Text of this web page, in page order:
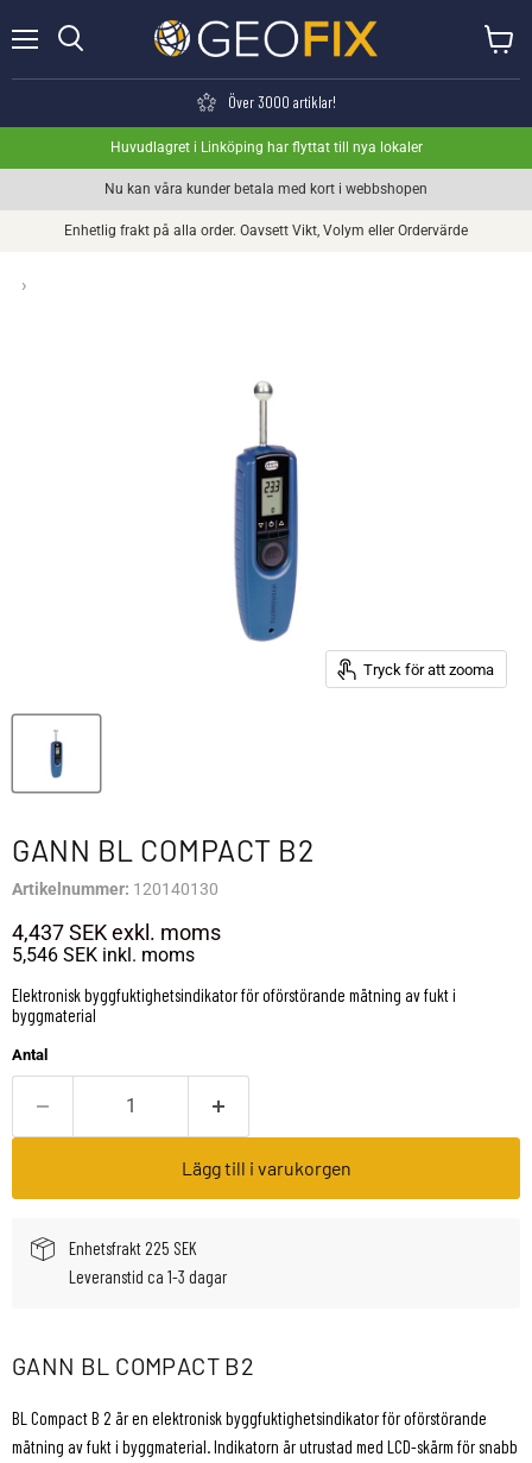
Över 3000 artiklar!
Huvudlagret i Linköping har flyttat till nya lokaler
Nu kan våra kunder betala med kort i webbshopen
Enhetlig frakt på alla order. Oavsett Vikt, Volym eller Ordervärde
›
Tryck för att zooma
GANN BL COMPACT B2
Artikelnummer: 120140130
4,437 SEKexkl. moms
5,546 SEK inkl. moms
Elektronisk byggfuktighetsindikator för oförstörande mätning av fukt i
byggmaterial
Antal
Lägg till i varukorgen
Enhetsfrakt 225 SEK
Leveranstid ca 1-3 dagar
GANN BL COMPACT B2
BL Compact B 2 är en elektronisk byggfuktighetsindikator för oförstörande
mätning av fukt i byggmaterial. Indikatorn är utrustad med LCD-skärm för snabb